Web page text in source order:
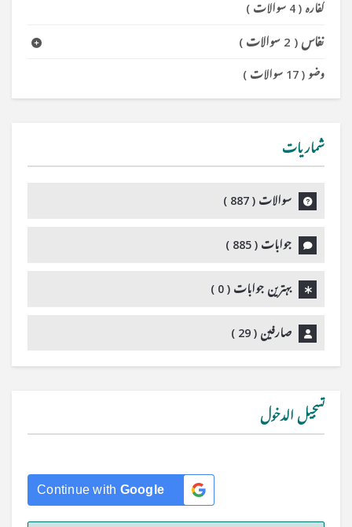
کفارہ ( 4 سوالات )
نفاس ( 2 سوالات )
وضو ( 17 سوالات )
شماریات
سوالات ( 887
)
جوابات ( 885
)
بہترین جوابات ( 0
)
صارفین ( 29
)
تسجيل الدخول
Continue with Google